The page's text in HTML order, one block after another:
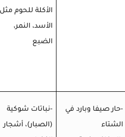
الأكلة للحوم
الأسد، النمر،
الضبع
-حار صيفا وبارد في
الشتاء
-نباتات شوكية
(الصبار)، أشجار